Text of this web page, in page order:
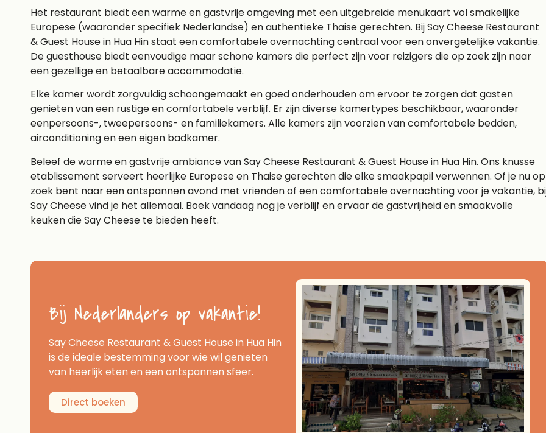
Het restaurant biedt een warme en gastvrije omgeving met een uitgebreide menukaart vol smakelijke
Europese (waaronder specifiek Nederlandse) en authentieke Thaise gerechten. Bij Say Cheese Restaurant
& Guest House in Hua Hin staat een comfortabele overnachting centraal voor een onvergetelijke vakantie.
De guesthouse biedt eenvoudige maar schone kamers die perfect zijn voor reizigers die op zoek zijn naar
een gezellige en betaalbare accommodatie.
Elke kamer wordt zorgvuldig schoongemaakt en goed onderhouden om ervoor te zorgen dat gasten
genieten van een rustige en comfortabele verblijf. Er zijn diverse kamertypes beschikbaar, waaronder
eenpersoons-, tweepersoons- en familiekamers. Alle kamers zijn voorzien van comfortabele bedden,
airconditioning en een eigen badkamer.
Beleef de warme en gastvrije ambiance van Say Cheese Restaurant & Guest House in Hua Hin. Ons knusse
etablissement serveert heerlijke Europese en Thaise gerechten die elke smaakpapil verwennen. Of je nu op
zoek bent naar een ontspannen avond met vrienden of een comfortabele overnachting voor je vakantie,
Say Cheese vind je het allemaal. Boek vandaag nog je verblijf en ervaar de gastvrijheid en smaakvolle
keuken die Say Cheese te bieden heeft.
Bij Nederlanders op vakantie!
Say Cheese Restaurant & Guest House in Hua Hin
is de ideale bestemming voor wie wil genieten
van heerlijk eten en een ontspannen sfeer.
Direct boeken